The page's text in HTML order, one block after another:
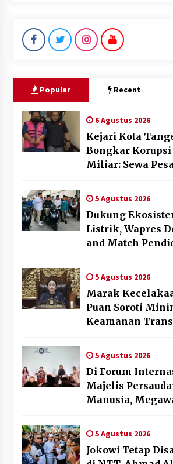
Popular Recent
6 Agustus 2026
Kejari Kota
Bongkar Korupsi
Miliar: Sewa
Ditahan
5 Agustus 2026
Dukung
Listrik, Wapres
and Match
5 Agustus 2026
Marak
Puan Soroti
Keamanan
5 Agustus 2026
Di Forum
Majelis
Manusia,
Kepemimpinan
Bukan Dominasi,
Merawat Dan
5 Agustus 2026
Jokowi Tetap